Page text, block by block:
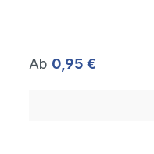
Regulärer Preis:
Ab 0,95 €